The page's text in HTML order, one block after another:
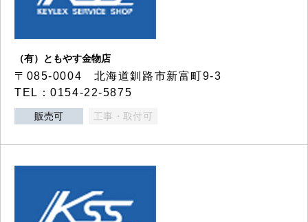
（有）ともやす金物店
〒085-0004 北海道釧路市新富町9-3
TEL：0154-22-5875
販売可 工事・取付可